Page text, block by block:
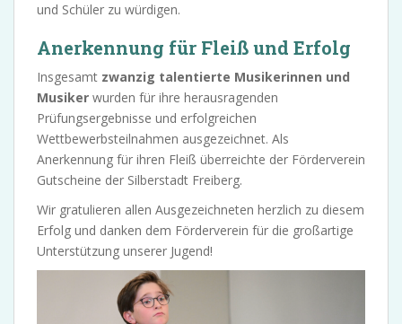
und Schüler zu würdigen.
Anerkennung für Fleiß und Erfolg
Insgesamt zwanzig talentierte Musikerinnen und
Musiker wurden für ihre herausragenden
Prüfungsergebnisse und erfolgreichen
Wettbewerbsteilnahmen ausgezeichnet. Als
Anerkennung für ihren Fleiß überreichte der Förderverein
Gutscheine der Silberstadt Freiberg.
Wir gratulieren allen Ausgezeichneten herzlich zu diesem
Erfolg und danken dem Förderverein für die großartige
Unterstützung unserer Jugend!